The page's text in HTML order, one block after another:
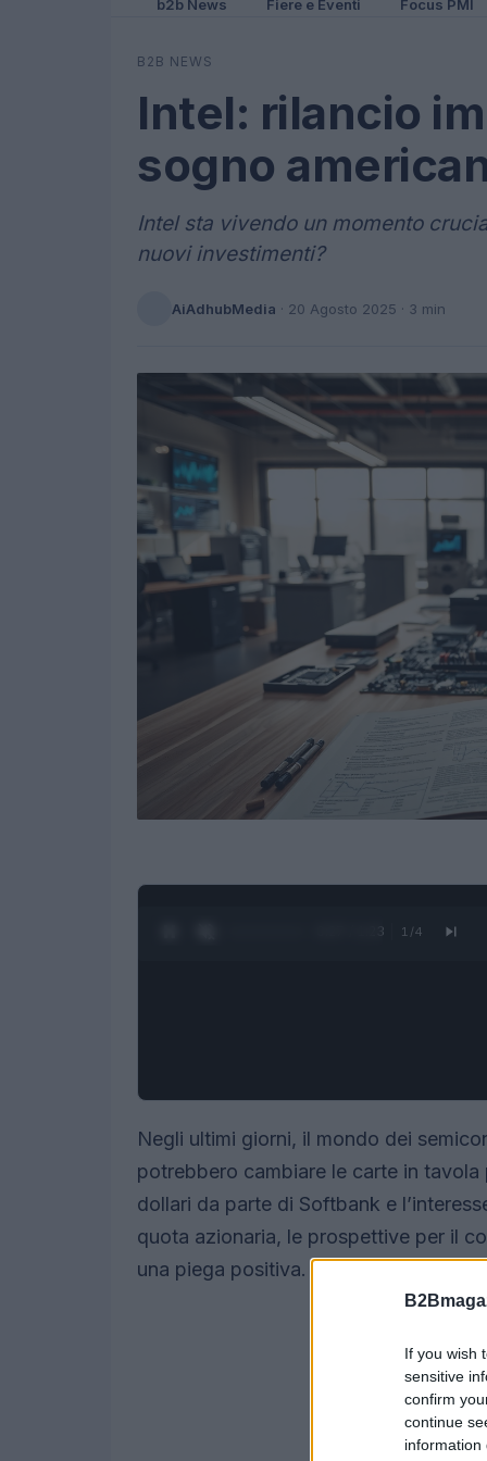
If you wish
sensitive
confirm
continue
information
b2b News Fiere e Eventi Focus PMI
B2B NEWS
Intel: rilancio
sogno
Intel sta vivendo un momento
nuovi investimenti?
AiAdhubMedia · 20 Agosto 2025 · 3 min
0:28 / 1:23 1 /4
Negli ultimi giorni, il mondo dei
potrebbero cambiare le carte in
dollari da parte di Softbank e
quota azionaria, le prospettive per il
una piega positiva. Ma cosa significa